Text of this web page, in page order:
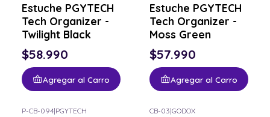
Estuche PGYTECH
Tech Organizer -
Twilight Black
$58.990
Agregar al Carro
Estuche PGYTECH
Tech Organizer -
Moss Green
$57.990
Agregar al Carro
P-CB-094|PGYTECH CB-03|GODOX